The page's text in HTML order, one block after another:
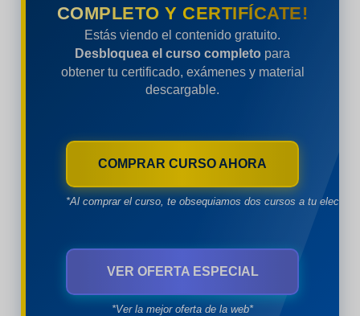
COMPLETO Y CERTIFÍCATE!
Estás viendo el contenido gratuito.
Desbloquea el curso completo para
obtener tu certificado, exámenes y material
descargable.
COMPRAR CURSO AHORA
*Al comprar el curso, te obsequiamos dos cursos a tu
VER OFERTA ESPECIAL
*Ver la mejor oferta de la web*